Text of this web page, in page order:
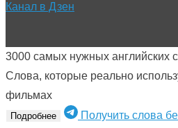
Канал в Дзен
3000 самых нужных английских
Слова, которые реально
фильмах
Подробнее
Получить слова